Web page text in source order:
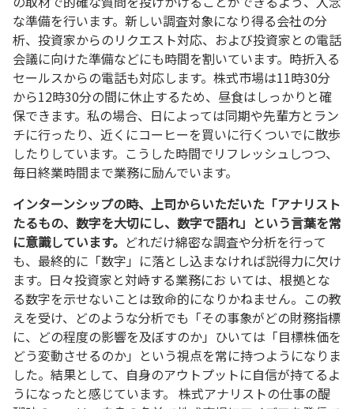
な準備を行います。新しい調査対象になり得る会社の分
析、投資家からのリクエスト対応、および投資家との電話
会議に向けた準備などにも時間を割いています。時折入る
セールスからの電話も対応します。株式市場は11時30分
から12時30分の間に休止するため、昼食はしっかりと確
保できます。私の場合、日によっては同期や先輩方とラン
チに行ったり、近くにコーヒーを買いに行くついでに散歩
したりしています。こうした時間でリフレッシュしつつ、
毎日終業時間まで業務に励んでいます。
インターンシップの時、上司からいただいた「アナリスト
たるもの、数字を大切にし、数字で語れ」という言葉を常
に意識しています。 どれだけ綿密な調査や分析を行って
も、最終的に「数字」に落とし込まなければ説得力に欠け
ます。日々投資家と対峙する業務にお いては、根拠とな
る数字を示せないことは致命的になりかねません。この教
えを受け、どのような分析でも「その事象がどの財務指標
に、どの程度の影響を及ぼすのか」ひいては「目標株価を
どう変動させるのか」という視点を常に持つようになりま
した。結果として、自身のアウトプットに自信が持てるよ
うになったと感じています。 株式アナリストの仕事の醍